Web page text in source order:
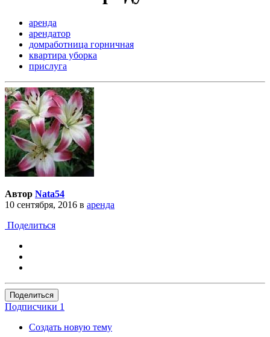
аренда
арендатор
домработница горничная
квартира уборка
прислуга
Автор Nata54
10 сентября, 2016 в аренда
Поделиться
Поделиться
Подписчики 1
Создать новую тему